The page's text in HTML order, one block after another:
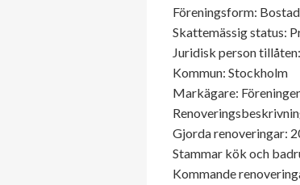
Föreningsform:
Skattemässig status:
Juridisk person
Kommun: Stockholm
Markägare:
Gjorda renoveringar:
Stammar kök och
Kommande